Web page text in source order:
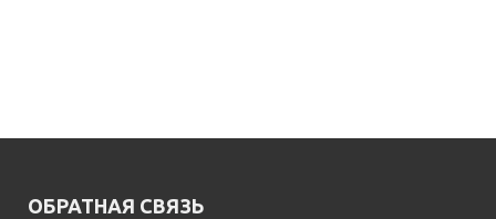
ОБРАТНАЯ СВЯЗЬ